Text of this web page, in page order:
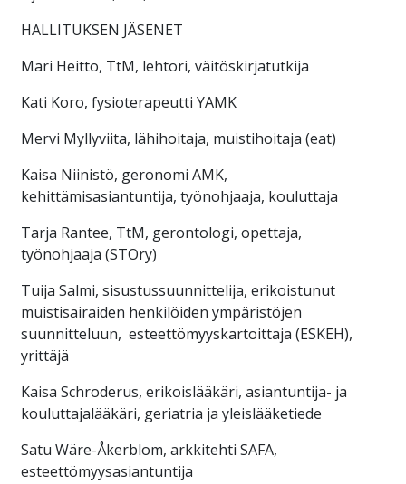
HALLITUKSEN JÄSENET
Mari Heitto, TtM, lehtori, väitöskirjatutkija
Kati Koro, fysioterapeutti YAMK
Mervi Myllyviita, lähihoitaja, muistihoitaja (eat)
Kaisa Niinistö, geronomi AMK,
kehittämisasiantuntija, työnohjaaja, kouluttaja
Tarja Rantee, TtM, gerontologi, opettaja,
työnohjaaja (STOry)
Tuija Salmi, sisustussuunnittelija, erikoistunut
muistisairaiden henkilöiden ympäristöjen
suunnitteluun, esteettömyyskartoittaja (ESKEH),
yrittäjä
Kaisa Schroderus, erikoislääkäri, asiantuntija- ja
kouluttajalääkäri, geriatria ja yleislääketiede
Satu Wäre-Åkerblom, arkkitehti SAFA,
esteettömyysasiantuntija